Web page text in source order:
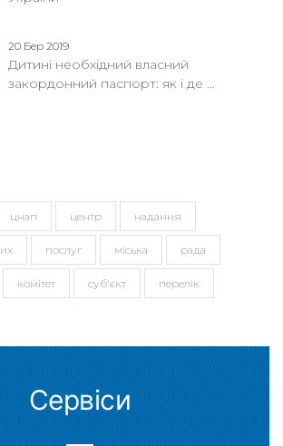
20 Бер 2019
Дитині необхідний власний
закордонний паспорт: як і де ...
цнап центр надання
послуг міська рада
комітет суб'єкт перелік
Сервіси